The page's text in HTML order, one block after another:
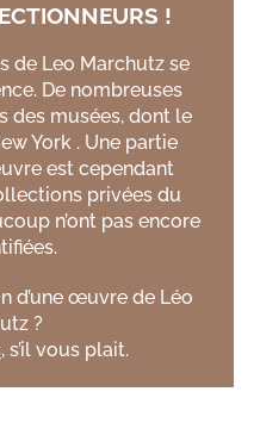
!
de Leo Marchutz se
De nombreuses
des musées, dont le
York . Une partie
est cependant
privées du
n’ont pas encore
d’une œuvre de Léo
?
, s’il vous plait.